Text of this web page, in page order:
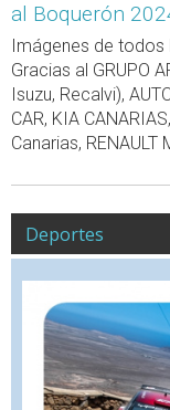
al Boquerón
Imágenes de todos
Gracias al GRUPO
Isuzu, Recalvi),
CAR, KIA
Canarias, RENAULT
Deportes